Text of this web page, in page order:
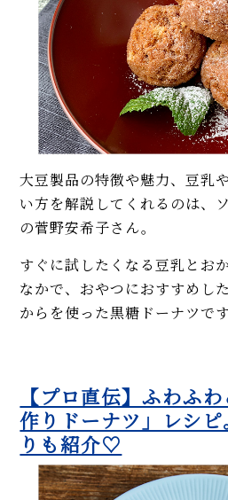
大豆製品の特徴や魅力、豆乳
い方を解説してくれるのは、
の菅野安希子さん。
すぐに試したくなる豆乳とお
なかで、おやつにおすすめし
からを使った黒糖ドーナツです
【プロ直伝】ふわふ
作りドーナツ」レシ
りも紹介♡